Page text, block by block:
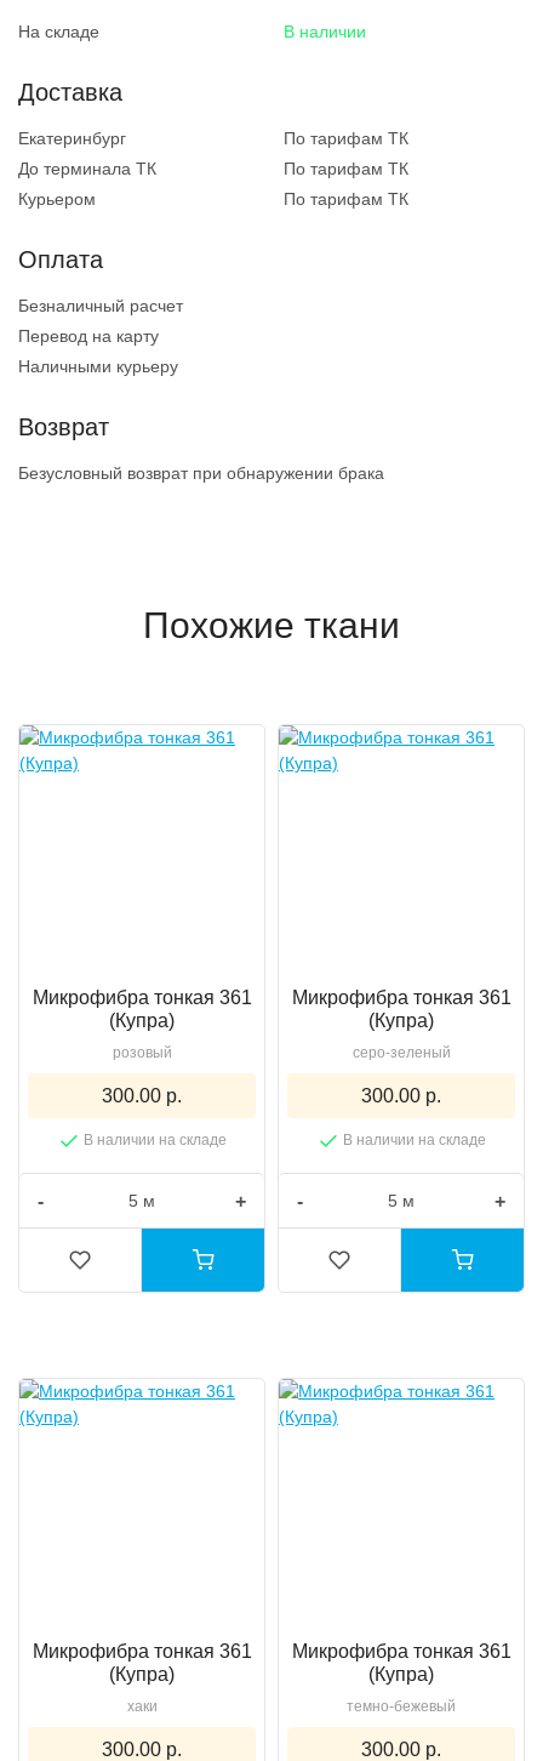
На складе В наличии
Доставка
Екатеринбург
По тарифам ТК
До терминала ТК
По тарифам ТК
Курьером
По тарифам ТК
Оплата
Безналичный расчет
Перевод на карту
Наличными курьеру
Возврат
Безусловный возврат при обнаружении брака
Похожие ткани
Микрофибра тонкая 361
(Купра)
розовый
300.00 р.
В наличии на складе
- +
Микрофибра тонкая 361
(Купра)
серо-зеленый
300.00 р.
В наличии на складе
- +
Микрофибра тонкая 361
(Купра)
хаки
300.00 р.
Микрофибра тонкая 361
(Купра)
темно-бежевый
300.00 р.